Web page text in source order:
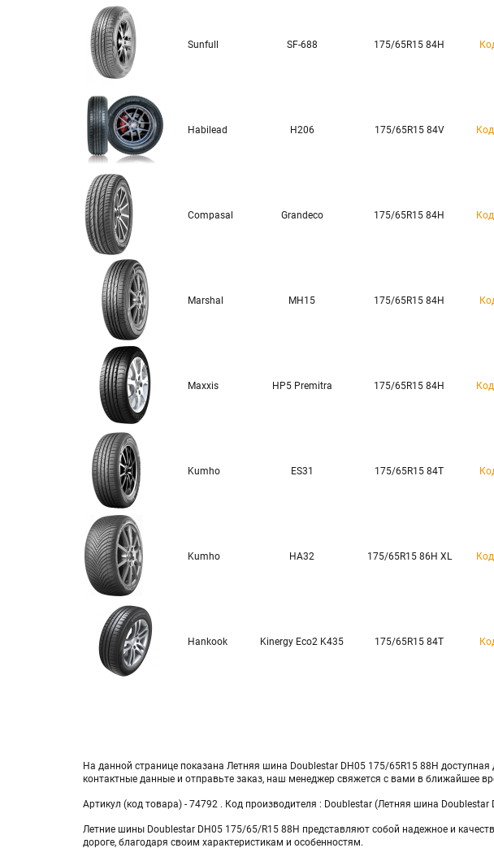
Sunfull SF-688 175/65R15 84H
Habilead H206 175/65R15 84V
Compasal Grandeco 175/65R15 84H
Marshal MH15 175/65R15 84H
Maxxis HP5 Premitra 175/65R15 84H
Kumho ES31 175/65R15 84T
Kumho HA32 175/65R15 86H XL
Hankook Kinergy Eco2 K435 175/65R15 84T
На данной странице показана Летняя шина Doublestar DH05 175/65R15 88H
контактные данные и отправьте заказ, наш менеджер свяжется с вами в ближайшее
Артикул (код товара) - 74792 . Код производителя : Doublestar (Летняя шина Doublestar
Летние шины Doublestar DH05 175/65/R15 88H представляют собой надежное и
дороге, благодаря своим характеристикам и особенностям.